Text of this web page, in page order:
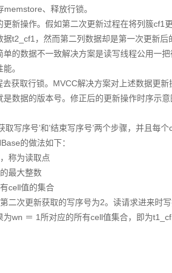
、释放行锁。
新操作。假如第二次更新过程在将列簇cf1
t2_cf1，然而第二列数据却是第一次更新
的数据不一致解决方案是读写线程公用一
。
获取行锁。MVCC解决方案对上述数据更
数据的版本号。修正后的更新操作时序示意
写序号’和’结束写序号’两个步骤，并且每
的做法如下：
称为读取点
最大整数
cell值的集合
二次更新获取的写序号为2。读请求进来时
wn ＝ 1所对应的所有cell值集合，即为